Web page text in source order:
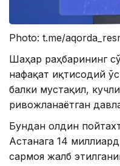
Photo: t.me/
Шаҳар раҳбарининг
нафақат иқтисодий
балки мустақил,
ривожланаётган
Бундан олдин
Астанага 14
сармоя жалб